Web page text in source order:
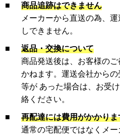
■
商品追跡はできません
メーカーから直送の為、
しできません。
■
返品・交換について
商品発送後は、お客様の
かねます。運送会社から
等が あった場合は、お受
絡ください。
■
再配達には費用がかかりま
通常の宅配便ではなくメ